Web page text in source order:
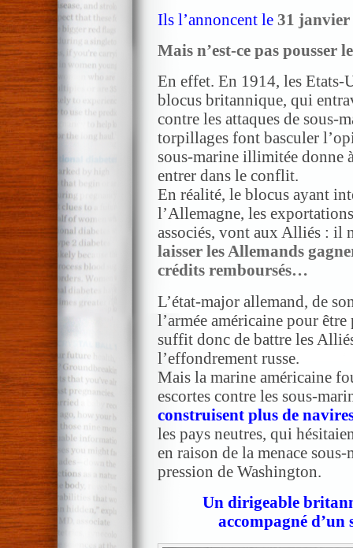
Ils l’annoncent le 31 janvier
Mais n’est-ce pas pousser
En effet. En 1914, les Etats-
blocus britannique, qui
contre les attaques de sous-
torpillages font basculer
sous-marine illimitée donne
entrer dans le conflit.
En réalité, le blocus ayant
l’Allemagne, les
associés, vont aux Alliés : il
laisser les Allemands
crédits remboursés…
L’état-major allemand, de
l’armée américaine pour
suffit donc de battre les
l’effondrement russe.
Mais la marine américaine
escortes contre les sous-
construisent plus de
les pays neutres, qui
en raison de la menace
pression de Washington.
Un dirigeable
accompagné d’un